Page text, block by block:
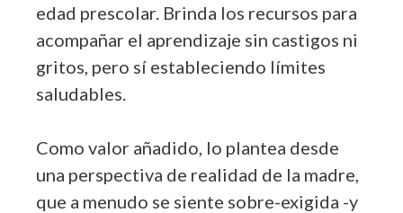
edad prescolar. Brinda los recursos para
acompañar el aprendizaje sin castigos ni
gritos, pero sí estableciendo límites
saludables.
Como valor añadido, lo plantea desde
una perspectiva de realidad de la madre,
que a menudo se siente sobre-exigida -y